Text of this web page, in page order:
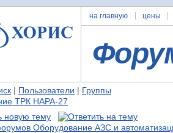
на главную цены
| Пользователи | Группы
ТРК НАРА-27
Оборудование АЗС и